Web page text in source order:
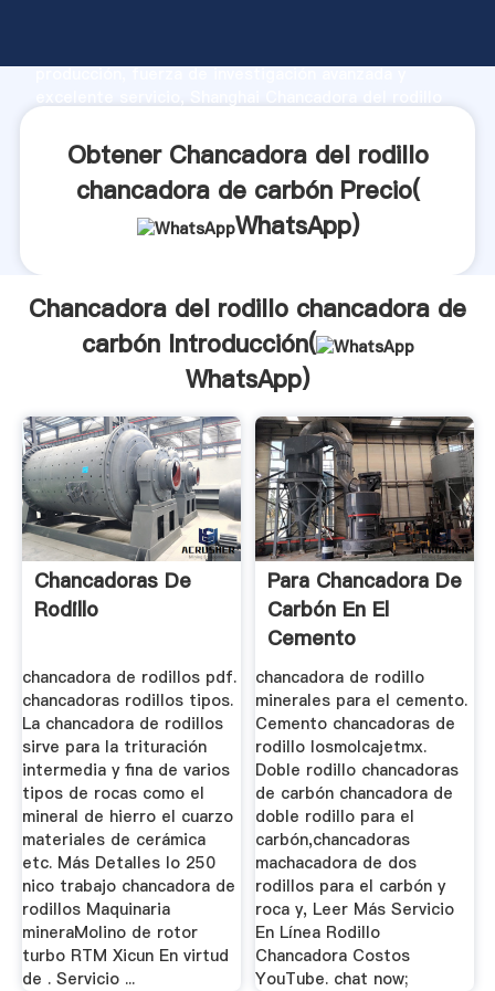
producción, fuerza de investigación avanzada y
aporta valores a todos los clientes.
Obtener Chancadora del rodillo
chancadora de carbón Precio(
WhatsApp)
Chancadora del rodillo chancadora de
carbón Introducción(
WhatsApp)
Chancadoras De
Rodillo
chancadora de rodillos pdf.
chancadoras rodillos tipos.
La chancadora de rodillos
sirve para la trituración
intermedia y fina de varios
tipos de rocas como el
mineral de hierro el cuarzo
materiales de cerámica
etc. Más Detalles lo 250
nico trabajo chancadora de
rodillos Maquinaria
mineraMolino de rotor
turbo RTM Xicun En virtud
de . Servicio ...
Para Chancadora De
Carbón En El
Cemento
chancadora de rodillo
minerales para el cemento.
Cemento chancadoras de
rodillo losmolcajetmx.
Doble rodillo chancadoras
de carbón chancadora de
doble rodillo para el
carbón,chancadoras
machacadora de dos
rodillos para el carbón y
roca y, Leer Más Servicio
En Línea Rodillo
Chancadora Costos
YouTube. chat now;